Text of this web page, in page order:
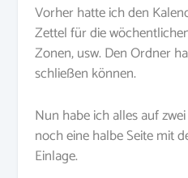
Vorher hatte ich den
Zettel für die
Zonen, usw. Den Ordner
schließen können.
Nun habe ich alles auf
noch eine halbe Seite mit
Einlage.